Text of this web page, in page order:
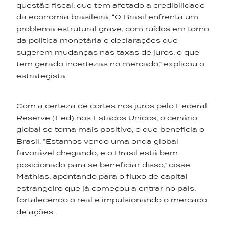
questão fiscal, que tem afetado a credibilidade
da economia brasileira. “O Brasil enfrenta um
problema estrutural grave, com ruídos em torno
da política monetária e declarações que
sugerem mudanças nas taxas de juros, o que
tem gerado incertezas no mercado,” explicou o
estrategista.
Com a certeza de cortes nos juros pelo Federal
Reserve (Fed) nos Estados Unidos, o cenário
global se torna mais positivo, o que beneficia o
Brasil. “Estamos vendo uma onda global
favorável chegando, e o Brasil está bem
posicionado para se beneficiar disso,” disse
Mathias, apontando para o fluxo de capital
estrangeiro que já começou a entrar no país,
fortalecendo o real e impulsionando o mercado
de ações.